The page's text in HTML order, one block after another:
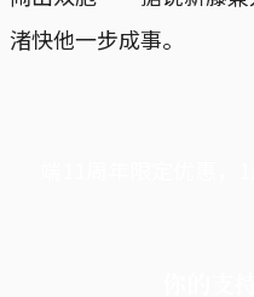
渚快他一步成事。